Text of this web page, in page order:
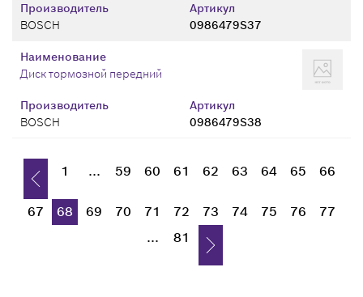
Производитель
BOSCH
Артикул
0986479S37
Производитель
BOSCH
Артикул
0986479S38
Наименование
Диск тормозной передний
1 ... 59 60 61 62 63 64 65 66
67 68 69 70 71 72 73 74 75 76
77
...
81